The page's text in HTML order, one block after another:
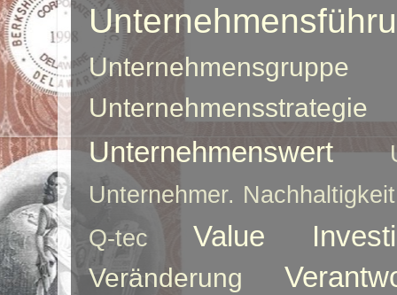
Unternehmensgruppe
Unternehmensstrategie
Unternehmenswert
Unternehmer. Nachhaltigkeit
Q-tec
Value
Veränderung